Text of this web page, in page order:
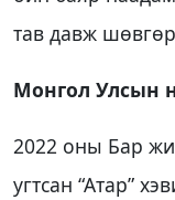
тав давж
Монгол Улсын
2022 оны Бар
угтсан “Атар”